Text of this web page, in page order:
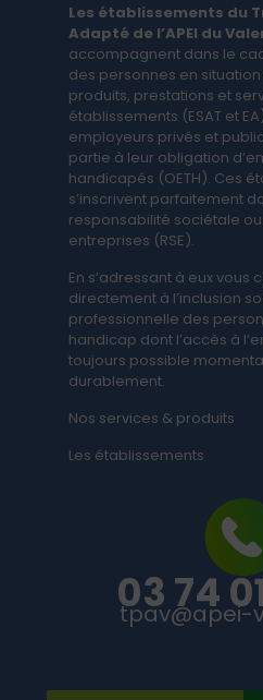
Les établissements du
Adapté de l’APEI du
accompagnent dans le
des personnes en situation
produits, ​prestations et
établissements (ESAT et
employeurs privés et
partie à leur obligation
handicapés ​(OETH). Ces
s’inscrivent parfaitement
responsabilité sociétale
entreprises (RSE).
En s’adressant à eux vous
directement à l’inclusion
professionnelle des
handicap dont l’accès à
toujours possible
durablement.
Nos services & produits
Les établissements
03 74
tpav@apei-